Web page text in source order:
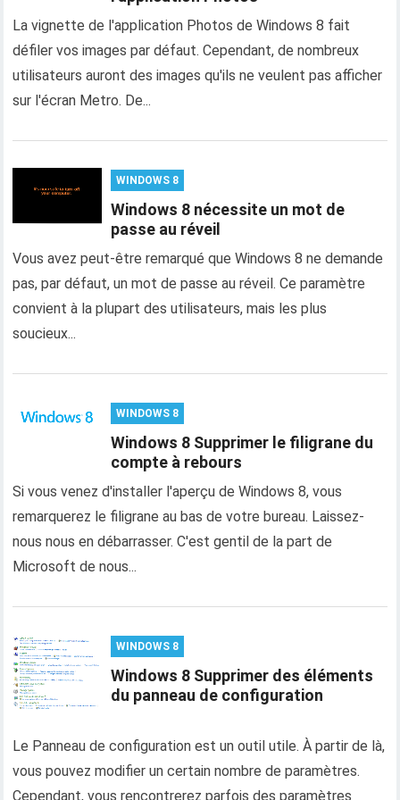
La vignette de l'application Photos de Windows 8 fait
défiler vos images par défaut. Cependant, de nombreux
utilisateurs auront des images qu'ils ne veulent pas afficher
sur l'écran Metro. De...
WINDOWS 8
Windows 8 nécessite un mot de
passe au réveil
Vous avez peut-être remarqué que Windows 8 ne demande
pas, par défaut, un mot de passe au réveil. Ce paramètre
convient à la plupart des utilisateurs, mais les plus
soucieux...
WINDOWS 8
Windows 8 Supprimer le filigrane du
compte à rebours
Si vous venez d'installer l'aperçu de Windows 8, vous
remarquerez le filigrane au bas de votre bureau. Laissez-
nous nous en débarrasser. C'est gentil de la part de
Microsoft de nous...
WINDOWS 8
Windows 8 Supprimer des éléments
du panneau de configuration
Le Panneau de configuration est un outil utile. À partir de là,
vous pouvez modifier un certain nombre de paramètres.
Cependant, vous rencontrerez parfois des paramètres